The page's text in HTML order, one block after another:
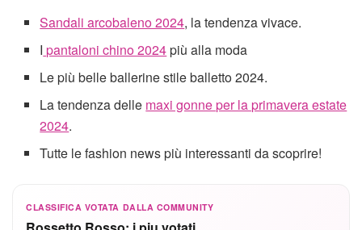
Sandali arcobaleno 2024, la tendenza vivace.
I pantaloni chino 2024più alla moda
Le più belle ballerine stile balletto 2024.
La tendenza delle maxi gonne per la primavera estate
2024.
Tutte le fashion news più interessanti da scoprire!
CLASSIFICA VOTATA DALLA COMMUNITY